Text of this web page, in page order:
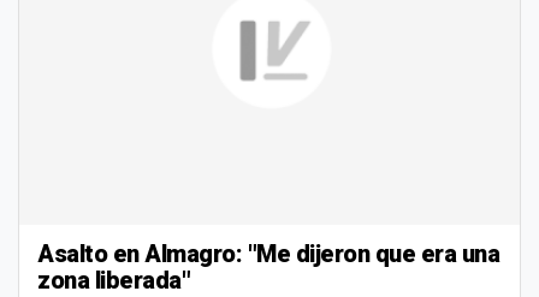
Asalto en Almagro: "Me dijeron que era una
zona liberada"